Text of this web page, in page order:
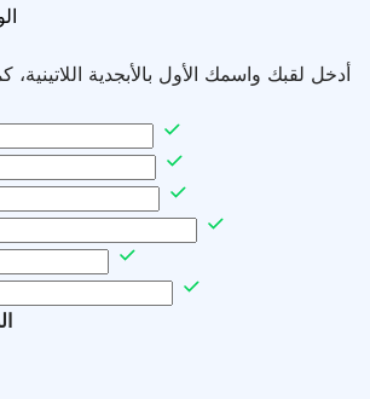
أدخل لقبك واسمك الأول بالأبجدية